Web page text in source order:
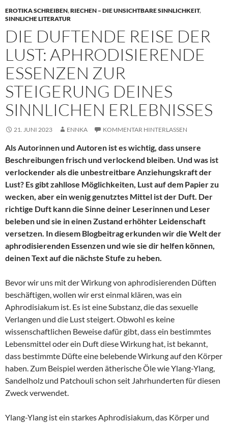
EROTIKA SCHREIBEN,RIECHEN – DIE UNSICHTBARE SINNLICHKEIT,
SINNLICHE LITERATUR
DIE DUFTENDE REISE DER
LUST: APHRODISIERENDE
ESSENZEN ZUR
STEIGERUNG DEINES
SINNLICHEN ERLEBNISSES
21. JUNI 2023 ENNKA KOMMENTAR HINTERLASSEN
Als Autorinnen und Autoren ist es wichtig, dass unsere
Beschreibungen frisch und verlockend bleiben. Und was ist
verlockender als die unbestreitbare Anziehungskraft der
Lust? Es gibt zahllose Möglichkeiten, Lust auf dem Papier zu
wecken, aber ein wenig genutztes Mittel ist der Duft. Der
richtige Duft kann die Sinne deiner Leserinnen und Leser
beleben und sie in einen Zustand erhöhter Leidenschaft
versetzen. In diesem Blogbeitrag erkunden wir die Welt der
aphrodisierenden Essenzen und wie sie dir helfen können,
deinen Text auf die nächste Stufe zu heben.
Bevor wir uns mit der Wirkung von aphrodisierenden Düften
beschäftigen, wollen wir erst einmal klären, was ein
Aphrodisiakum ist. Es ist eine Substanz, die das sexuelle
Verlangen und die Lust steigert. Obwohl es keine
wissenschaftlichen Beweise dafür gibt, dass ein bestimmtes
Lebensmittel oder ein Duft diese Wirkung hat, ist bekannt,
dass bestimmte Düfte eine belebende Wirkung auf den Körper
haben. Zum Beispiel werden ätherische Öle wie Ylang-Ylang,
Sandelholz und Patchouli schon seit Jahrhunderten für diesen
Zweck verwendet.
Ylang-Ylang ist ein starkes Aphrodisiakum, das Körper und